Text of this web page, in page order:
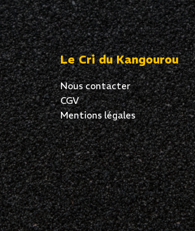
Le Cri du Kangourou
Nous contacter
CGV
Mentions légales